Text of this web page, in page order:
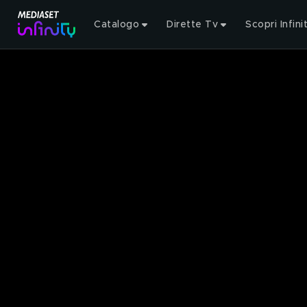
Catalogo Dirette Tv Scopri